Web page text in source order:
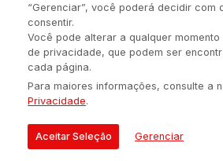
Política de privacidade Configuração de
É proibida a reprodução do conteúdo
meio de comunicação, eletrônico ou
© 2026 AUONLINE COMUNICAÇÃO EIRELI
“Gerenciar”, você poderá decidir com
consentir.
Você pode alterar a qualquer
de privacidade, que podem ser
cada página.
Para maiores informações, consulte a
Privacidade.
Aceitar Seleção Gerenciar